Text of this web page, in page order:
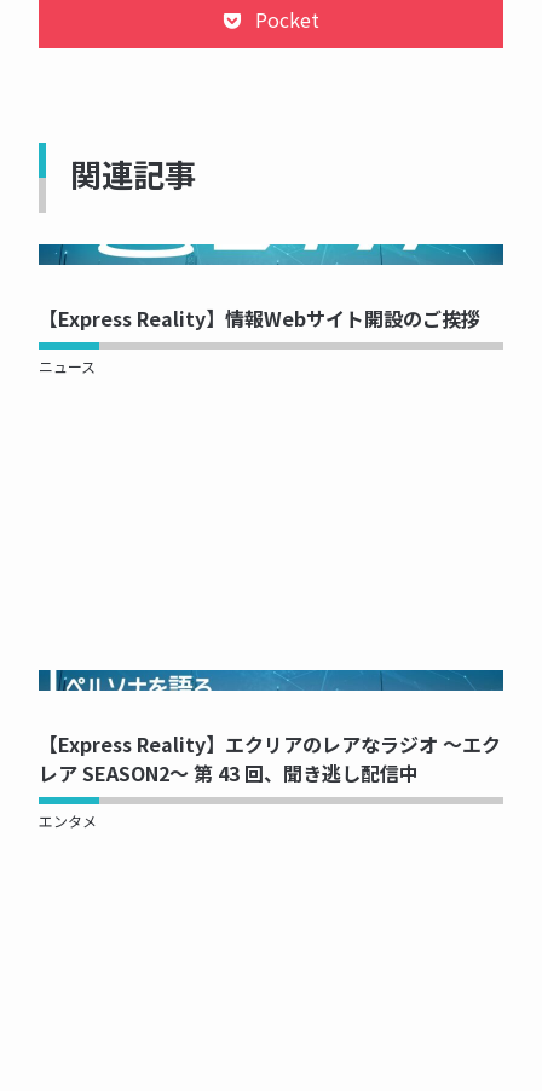
Pocket
関連記事
NOW PRINTING...
【Express Reality】情報Webサイト開設のご挨拶
ニュース
NOW PRINTING...
【Express Reality】エクリアのレアなラジオ ～エク
レア SEASON2～ 第 43 回、聞き逃し配信中
エンタメ